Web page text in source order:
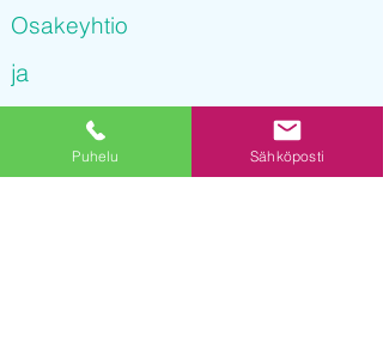
Osakeyhtio
ja
CodeArto Oy
on rekisteröity kaupparekisteriin
Puhelu Sähköposti